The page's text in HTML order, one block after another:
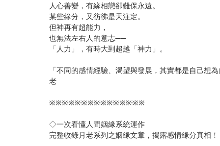
人心善變，有緣相戀卻難保永遠。
某些緣分，又彷彿是天注定。
但神再有超能力，
也無法左右人的意志──
「人力」，有時大到超越「神力」。
「不同的感情經驗、渴望與發展，其實都是自己
老
※※※※※※※※※※※※※※※
◇一次看懂人間姻緣系統運作
完整收錄月老系列之姻緣文章，揭露感情緣分真相！